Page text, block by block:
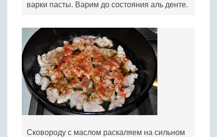
варки пасты. Варим до состояния аль денте.
Сковороду с маслом раскаляем на сильном